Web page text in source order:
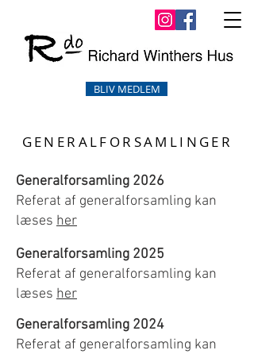
BLIV MEDLEM
GENERALFORSAMLINGER
Generalforsamling 2026
Referat af generalforsamling kan
læses her
Generalforsamling 2025
Referat af generalforsamling kan
læses her
Generalforsamling 2024
Referat af generalforsamling kan